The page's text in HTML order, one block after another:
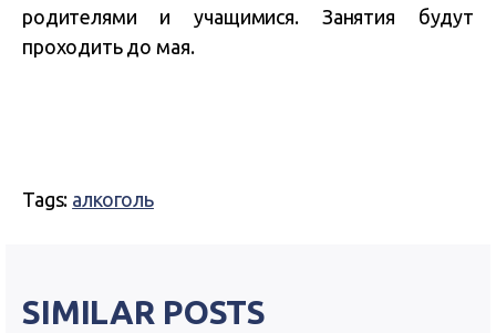
родителями и учащимися. Занятия будут
проходить до мая.
Tags: алкоголь
SIMILAR POSTS